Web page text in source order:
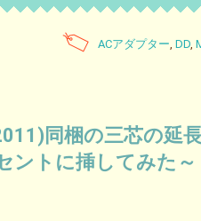
ACアダプター, DD,
同梱の三芯の
ントに挿してみた～